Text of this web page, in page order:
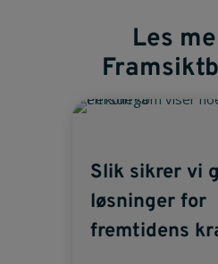
Les
Slik sikrer vi
løsninger for
fremtidens